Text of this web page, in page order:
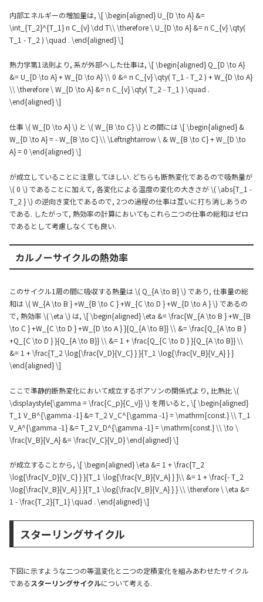
内部エネルギーの増加量は, \[ \begin{aligned} U_{D \to A} &=
\int_{T_2}^{T_1} n C_{v} \dd T\\ \therefore \ U_{D \to A} &= n C_{v} \qty(
T_1 - T_2 ) \quad . \end{aligned} \]
熱力学第1法則より, 系が外部へした仕事は, \[ \begin{aligned} Q_{D \to A}
&= U_{D \to A} + W_{D \to A} \\ 0 &= n C_{v} \qty( T_1 - T_2 ) + W_{D \to A}
\\ \therefore \ W_{D \to A} &= n C_{v} \qty( T_2 - T_1 ) \quad .
\end{aligned} \]
仕事 \( W_{D \to A} \) と \( W_{B \to C} \) との間には \[ \begin{aligned} &
W_{D \to A} = - W_{B \to C} \\ \Leftrightarrow \ & W_{B \to C} + W_{D \to
A} = 0 \end{aligned} \]
が成立していることに注意してほしい. どちらも断熱変化であるので吸熱量が
\( 0 \) であることに加えて, 各変化による温度の変化の大きさが \( \abs{T_1 -
T_2 } \) の逆向き変化であるので, 2つの過程の仕事は互いに打ち消しあうの
である. したがって, 熱効率の計算においてもこれら二つの仕事の総和はゼロ
であるとして考慮しなくても良い.
カルノーサイクルの熱効率
このサイクル1周の間に吸収する熱量は \( Q_{A \to B} \) であり, 仕事量の総
和は \( W_{A \to B } +W_{B \to C } +W_{C \to D } +W_{D \to A } \) であるの
で, 熱効率 \( \eta \) は, \[ \begin{aligned} \eta &= \frac{W_{A \to B } +W_{B
\to C } +W_{C \to D } +W_{D \to A } }{Q_{A \to B}} \\ &= \frac{Q_{A \to B }
+Q_{C \to D } }{Q_{A \to B}} \\ &= 1 + \frac{Q_{C \to D } }{Q_{A \to B}} \\
&= 1 + \frac{T_2 \log{\frac{V_D}{V_C} } }{T_1 \log{\frac{V_B}{V_A} } }
\end{aligned} \]
ここで準静的断熱変化において成立するポアソンの関係式より, 比熱比 \(
\displaystyle{\gamma = \frac{C_p}{C_v}} \) を用いると, \[ \begin{aligned}
T_1 V_B^{\gamma -1} &= T_2 V_C^{\gamma -1} = \mathrm{const.} \\ T_1
V_A^{\gamma -1} &= T_2 V_D^{\gamma -1} = \mathrm{const.} \\ \to \
\frac{V_B}{V_A} &= \frac{V_C}{V_D} \end{aligned} \]
が成立することから, \[ \begin{aligned} \eta &= 1 + \frac{T_2
\log{\frac{V_D}{V_C} } }{T_1 \log{\frac{V_B}{V_A} } }\\ &= 1 + \frac{- T_2
\log{\frac{V_B}{V_A} } }{T_1 \log{\frac{V_B}{V_A} } } \\ \therefore \ \eta &=
1 - \frac{T_2}{T_1} \quad . \end{aligned} \]
スターリングサイクル
下図に示すような二つの等温変化と二つの定積変化を組みあわせたサイクル
である スターリングサイクルについて考える.